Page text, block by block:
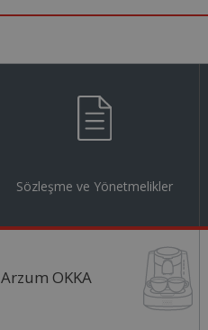
Sözleşme ve Yönetmelikler
Arzum OKKA